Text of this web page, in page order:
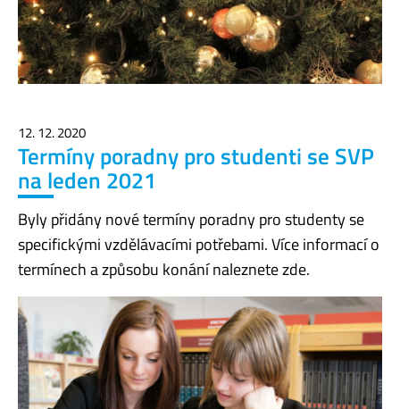
12. 12. 2020
Termíny poradny pro studenti se SVP
na leden 2021
Byly přidány nové termíny poradny pro studenty se
specifickými vzdělávacími potřebami. Více informací o
termínech a způsobu konání naleznete zde.